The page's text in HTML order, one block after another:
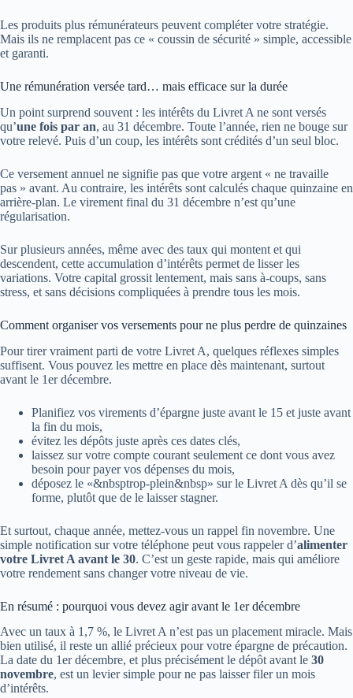
Les produits plus rémunérateurs peuvent compléter votre stratégie.
Mais ils ne remplacent pas ce « coussin de sécurité » simple, accessible
et garanti.
Une rémunération versée tard… mais efficace sur la durée
Un point surprend souvent : les intérêts du Livret A ne sont versés
qu’une fois par an, au 31 décembre. Toute l’année, rien ne bouge sur
votre relevé. Puis d’un coup, les intérêts sont crédités d’un seul bloc.
Ce versement annuel ne signifie pas que votre argent « ne travaille
pas » avant. Au contraire, les intérêts sont calculés chaque quinzaine en
arrière-plan. Le virement final du 31 décembre n’est qu’une
régularisation.
Sur plusieurs années, même avec des taux qui montent et qui
descendent, cette accumulation d’intérêts permet de lisser les
variations. Votre capital grossit lentement, mais sans à-coups, sans
stress, et sans décisions compliquées à prendre tous les mois.
Comment organiser vos versements pour ne plus perdre de quinzaines
Pour tirer vraiment parti de votre Livret A, quelques réflexes simples
suffisent. Vous pouvez les mettre en place dès maintenant, surtout
avant le 1er décembre.
Planifiez vos virements d’épargne juste avant le 15 et juste avant
la fin du mois,
évitez les dépôts juste après ces dates clés,
laissez sur votre compte courant seulement ce dont vous avez
besoin pour payer vos dépenses du mois,
déposez le «&nbsptrop-plein&nbsp» sur le Livret A dès qu’il se
forme, plutôt que de le laisser stagner.
Et surtout, chaque année, mettez-vous un rappel fin novembre. Une
simple notification sur votre téléphone peut vous rappeler d’alimenter
votre Livret A avant le 30. C’est un geste rapide, mais qui améliore
votre rendement sans changer votre niveau de vie.
En résumé : pourquoi vous devez agir avant le 1er décembre
Avec un taux à 1,7 %, le Livret A n’est pas un placement miracle. Mais
bien utilisé, il reste un allié précieux pour votre épargne de précaution.
La date du 1er décembre, et plus précisément le dépôt avant le 30
novembre, est un levier simple pour ne pas laisser filer un mois
d’intérêts.